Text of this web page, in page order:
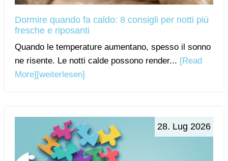
Dormire quando fa caldo: 8 consigli per notti più
fresche e riposanti
Quando le temperature aumentano, spesso il sonno
ne risente. Le notti calde possono render... [Read
More] [weiterlesen]
28. Lug 2026